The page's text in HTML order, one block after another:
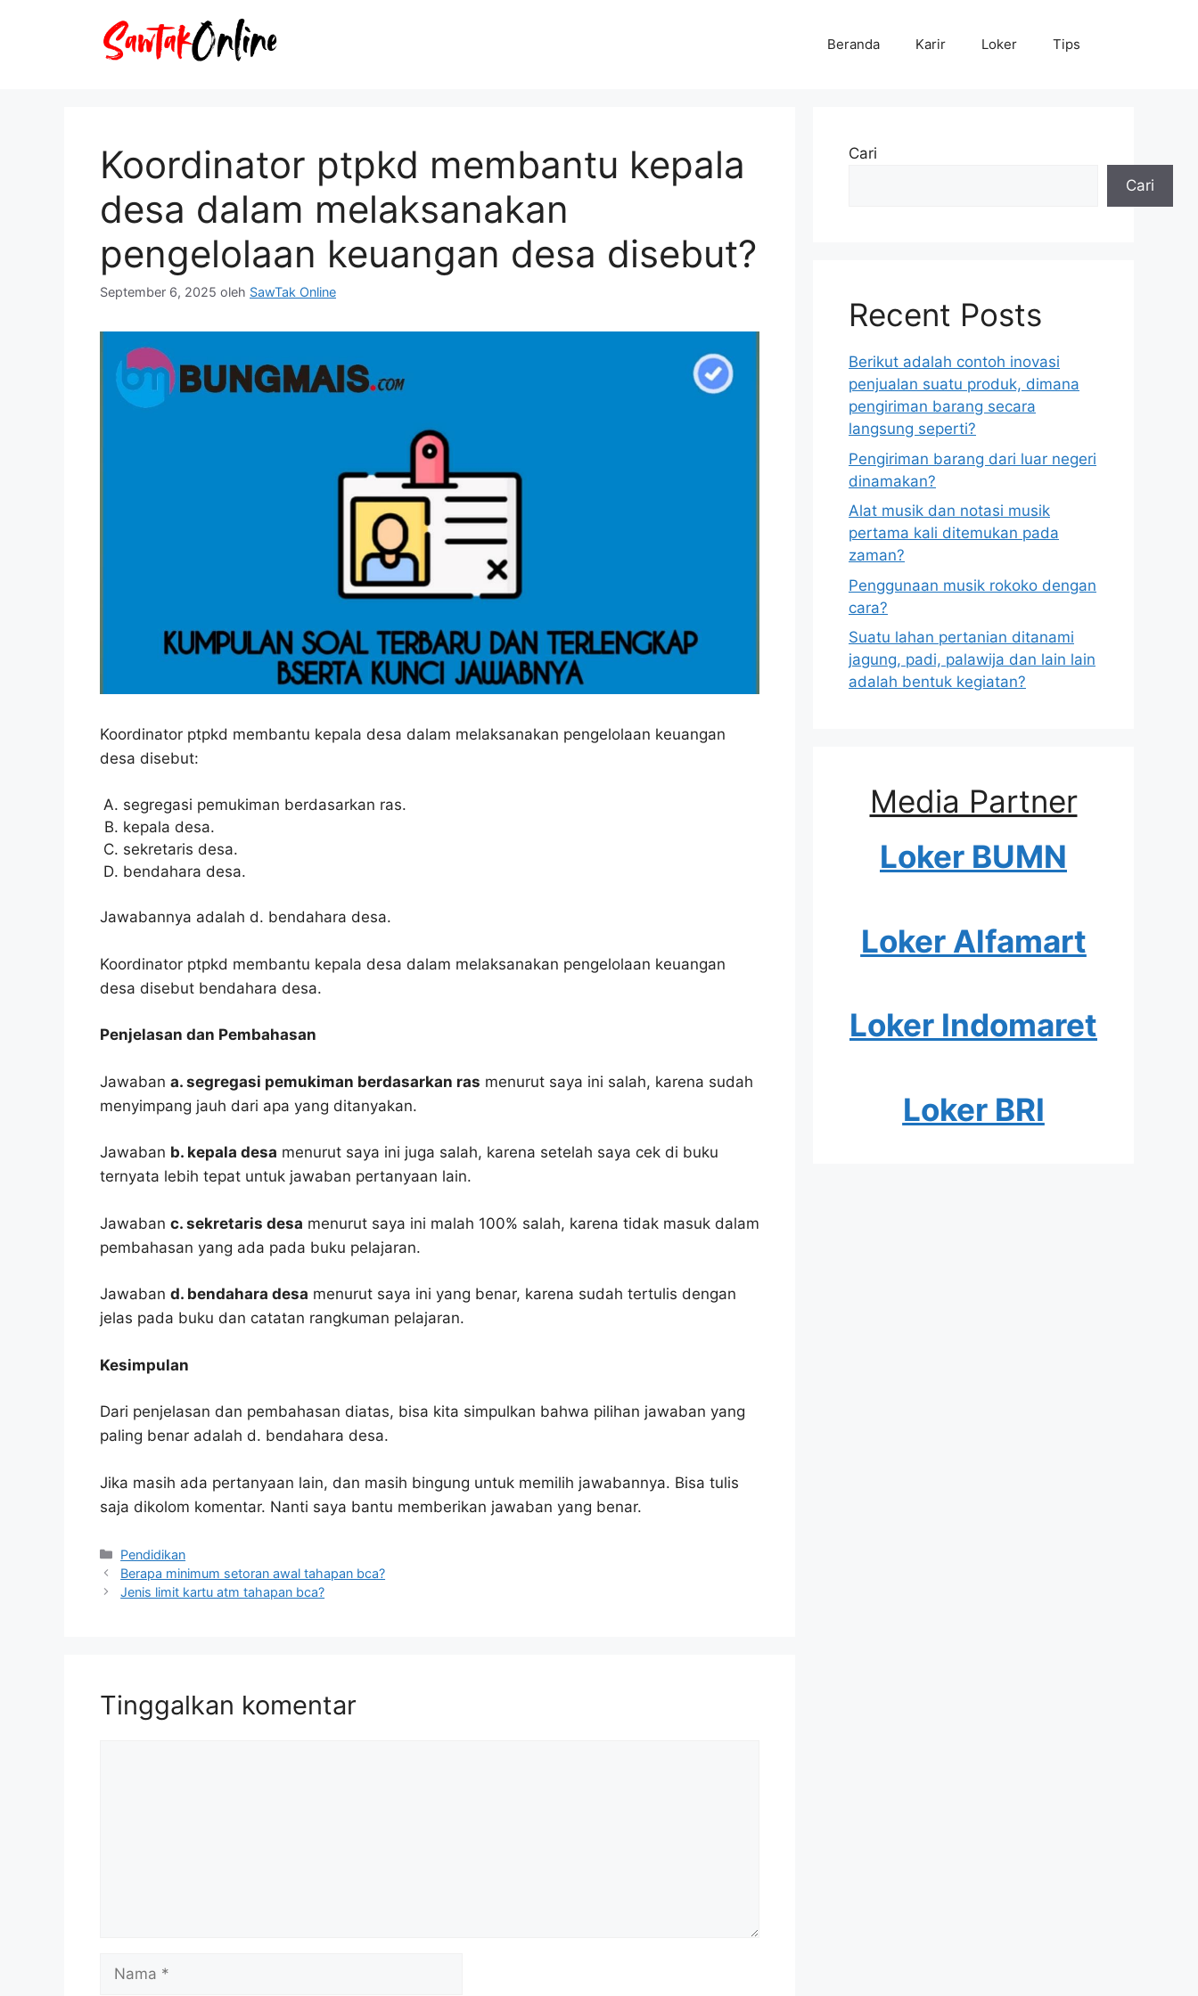
Beranda Karir Loker Tips
Koordinator ptpkd membantu kepala
desa dalam melaksanakan
pengelolaan keuangan desa disebut?
September 6, 2025 oleh SawTak Online
Koordinator ptpkd membantu kepala desa dalam melaksanakan pengelolaan keuangan
desa disebut:
segregasi pemukiman berdasarkan ras.
kepala desa.
sekretaris desa.
bendahara desa.
Jawabannya adalah d. bendahara desa.
Koordinator ptpkd membantu kepala desa dalam melaksanakan pengelolaan keuangan
desa disebut bendahara desa.
Penjelasan dan Pembahasan
Jawaban a. segregasi pemukiman berdasarkan ras menurut saya ini salah, karena sudah
menyimpang jauh dari apa yang ditanyakan.
Jawaban b. kepala desa menurut saya ini juga salah, karena setelah saya cek di buku
ternyata lebih tepat untuk jawaban pertanyaan lain.
Jawaban c. sekretaris desa menurut saya ini malah 100% salah, karena tidak masuk dalam
pembahasan yang ada pada buku pelajaran.
Jawaban d. bendahara desa menurut saya ini yang benar, karena sudah tertulis dengan
jelas pada buku dan catatan rangkuman pelajaran.
Kesimpulan
Dari penjelasan dan pembahasan diatas, bisa kita simpulkan bahwa pilihan jawaban yang
paling benar adalah d. bendahara desa.
Jika masih ada pertanyaan lain, dan masih bingung untuk memilih jawabannya. Bisa tulis
saja dikolom komentar. Nanti saya bantu memberikan jawaban yang benar.
Kategori
Pendidikan
Berapa minimum setoran awal tahapan bca?
Jenis limit kartu atm tahapan bca?
Tinggalkan komentar
Cari
Cari
Recent Posts
Berikut adalah contoh inovasi
penjualan suatu produk, dimana
pengiriman barang secara
langsung seperti?
Pengiriman barang dari luar negeri
dinamakan?
Alat musik dan notasi musik
pertama kali ditemukan pada
zaman?
Penggunaan musik rokoko dengan
cara?
Suatu lahan pertanian ditanami
jagung, padi, palawija dan lain lain
adalah bentuk kegiatan?
Media Partner
Loker BUMN
Loker Alfamart
Loker Indomaret
Loker BRI